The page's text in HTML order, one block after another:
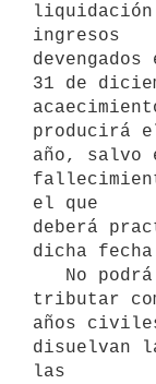
ingresos
31 de
producirá
año, salvo
el que
deberá
dicha
tributar
años
disuelvan
las